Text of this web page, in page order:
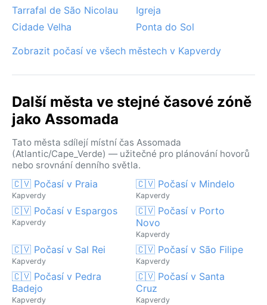
Tarrafal de São Nicolau
Igreja
Cidade Velha
Ponta do Sol
Zobrazit počasí ve všech městech v Kapverdy
Další města ve stejné časové zóně
jako Assomada
Tato města sdílejí místní čas Assomada
(Atlantic/Cape_Verde) — užitečné pro plánování hovorů
nebo srovnání denního světla.
🇨🇻 Počasí v Praia
Kapverdy
🇨🇻 Počasí v Mindelo
Kapverdy
🇨🇻 Počasí v Espargos
Kapverdy
🇨🇻 Počasí v Porto
Novo
Kapverdy
🇨🇻 Počasí v Sal Rei
Kapverdy
🇨🇻 Počasí v São Filipe
Kapverdy
🇨🇻 Počasí v Pedra
Badejo
Kapverdy
🇨🇻 Počasí v Santa
Cruz
Kapverdy